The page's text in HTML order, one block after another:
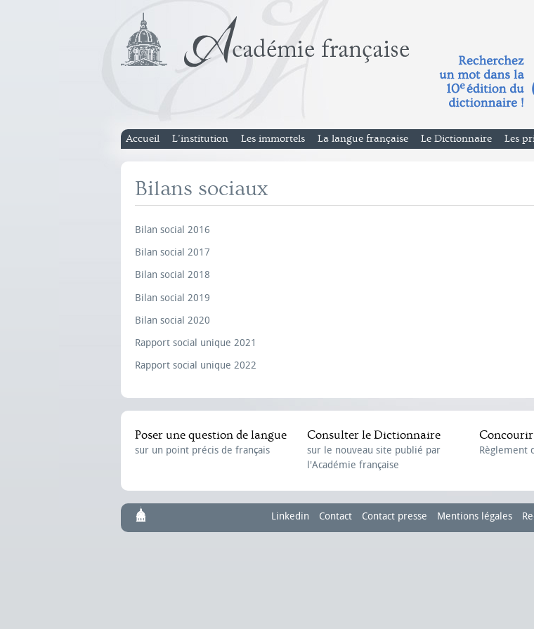
Accueil L’institution Les immortels La langue française Le Dictionnaire Les
Bilans sociaux
Bilan social 2016
Bilan social 2017
Bilan social 2018
Bilan social 2019
Bilan social 2020
Rapport social unique 2021
Rapport social unique 2022
Poser une question de langue
sur un point précis de français
Consulter le Dictionnaire
sur le nouveau site publié par
l'Académie française
Règlement
Linkedin Contact Contact presse Mentions légales